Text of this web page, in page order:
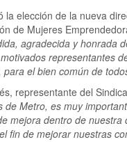
elección de la nueva
de Mujeres
agradecida y honrada
representantes
el bien común de
representante del
Metro, es muy
mejora dentro de
de mejorar nuestras